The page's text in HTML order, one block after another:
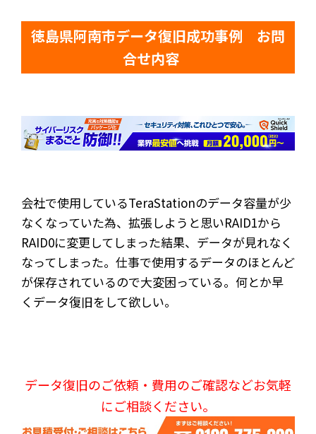
徳島県阿南市データ復旧成功事例 お問
合せ内容
会社で使用しているTeraStationのデータ容量が少
なくなっていた為、拡張しようと思いRAID1から
RAID0に変更してしまった結果、データが見れなく
なってしまった。仕事で使用するデータのほとんど
が保存されているので大変困っている。何とか早
くデータ復旧をして欲しい。
データ復旧のご依頼・費用のご確認などお気軽
にご相談ください。